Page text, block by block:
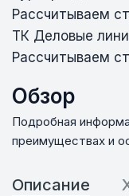
Рассчитываем
ТК Деловые
Рассчитываем
Обзор
Подробная
преимуществах и
Описание